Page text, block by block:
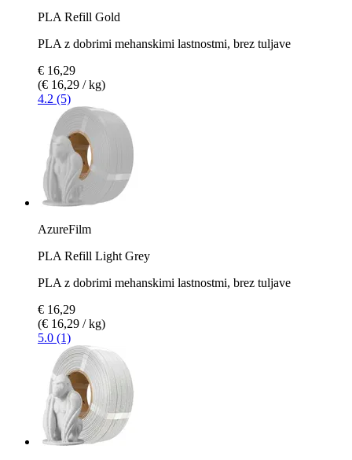
PLA Refill Gold
PLA z dobrimi mehanskimi lastnostmi, brez tuljave
€ 16,29
(€ 16,29 / kg)
4.2 (5)
AzureFilm
PLA Refill Light Grey
PLA z dobrimi mehanskimi lastnostmi, brez tuljave
€ 16,29
(€ 16,29 / kg)
5.0 (1)